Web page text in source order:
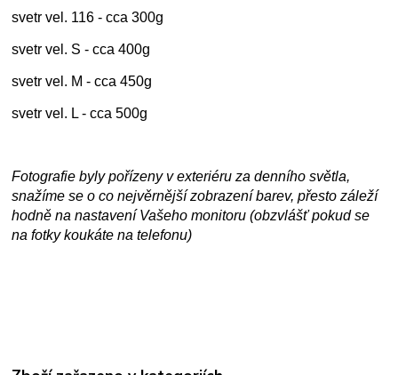
svetr vel. 116 - cca 300g
svetr vel. S - cca 400g
svetr vel. M - cca 450g
svetr vel. L - cca 500g
Fotografie byly pořízeny v exteriéru za denního světla,
snažíme se o co nejvěrnější zobrazení barev, přesto záleží
hodně na nastavení Vašeho monitoru (obzvlášť pokud se
na fotky koukáte na telefonu)